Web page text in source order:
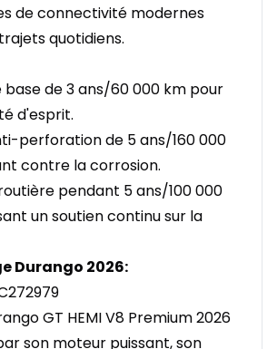
de connectivité modernes
quotidiens.
base de 3 ans/60 000 km pour
d'esprit.
perforation de 5 ans/160 000
contre la corrosion.
pendant 5 ans/100 000
un soutien continu sur la
Durango 2026:
GT HEMI V8 Premium 2026
son moteur puissant, son